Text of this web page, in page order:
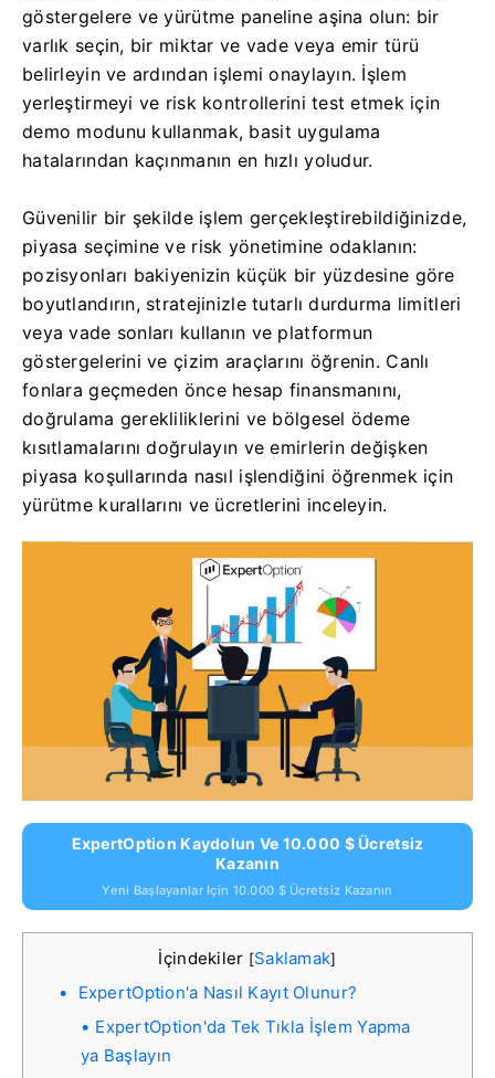
göstergelere ve yürütme paneline aşina olun: bir
varlık seçin, bir miktar ve vade veya emir türü
belirleyin ve ardından işlemi onaylayın. İşlem
yerleştirmeyi ve risk kontrollerini test etmek için
demo modunu kullanmak, basit uygulama
hatalarından kaçınmanın en hızlı yoludur.
Güvenilir bir şekilde işlem gerçekleştirebildiğinizde,
piyasa seçimine ve risk yönetimine odaklanın:
pozisyonları bakiyenizin küçük bir yüzdesine göre
boyutlandırın, stratejinizle tutarlı durdurma limitleri
veya vade sonları kullanın ve platformun
göstergelerini ve çizim araçlarını öğrenin. Canlı
fonlara geçmeden önce hesap finansmanını,
doğrulama gerekliliklerini ve bölgesel ödeme
kısıtlamalarını doğrulayın ve emirlerin değişken
piyasa koşullarında nasıl işlendiğini öğrenmek için
yürütme kurallarını ve ücretlerini inceleyin.
ExpertOption Kaydolun Ve 10.000 $ Ücretsiz
Kazanın
Yeni Başlayanlar Için 10.000 $ Ücretsiz Kazanın
İçindekiler [Saklamak]
ExpertOption'a Nasıl Kayıt Olunur?
ExpertOption'da Tek Tıkla İşlem Yapma
ya Başlayın